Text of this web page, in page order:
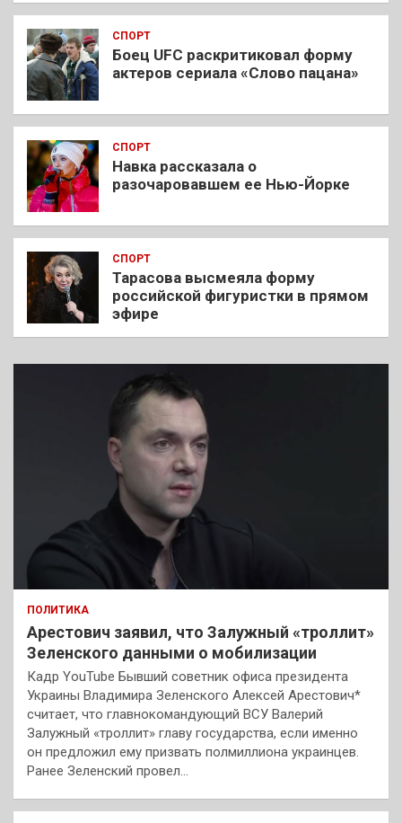
СПОРТ
Боец UFC раскритиковал форму
актеров сериала «Слово пацана»
СПОРТ
Навка рассказала о
разочаровавшем ее Нью-Йорке
СПОРТ
Тарасова высмеяла форму
российской фигуристки в прямом
эфире
ПОЛИТИКА
Арестович заявил, что Залужный «троллит»
Зеленского данными о мобилизации
Кадр YouTube Бывший советник офиса президента
Украины Владимира Зеленского Алексей Арестович*
считает, что главнокомандующий ВСУ Валерий
Залужный «троллит» главу государства, если именно
он предложил ему призвать полмиллиона украинцев.
Ранее Зеленский провел…